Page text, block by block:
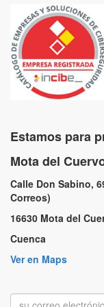
Estamos para
Mota del
Calle Don
Correos)
16630 Mota del
Ver en Maps